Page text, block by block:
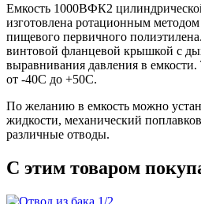
Емкость 1000ВФК2
изготовлена ротационным
пищевого первичного
винтовой фланцевой крышкой с
выравнивания давления в емкости.
от -40С до +50С.
По желанию в емкость можно
жидкости, механический
различные отводы.
С этим товаром